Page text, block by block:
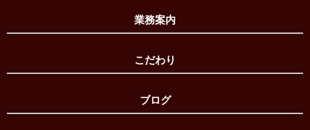
業務案内
こだわり
ブログ